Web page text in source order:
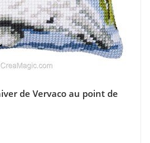
de Vervaco au point de